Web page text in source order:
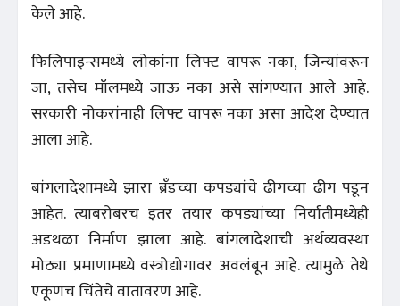
केले आहे.
फिलिपाइन्समध्ये लोकांना लिफ्ट वापरू नका, जिन्यांवरून
जा, तसेच मॉलमध्ये जाऊ नका असे सांगण्यात आले आहे.
सरकारी नोकरांनाही लिफ्ट वापरू नका असा आदेश देण्यात
आला आहे.
बांगलादेशामध्ये झारा ब्रँडच्या कपड्यांचे ढीगच्या ढीग पडून
आहेत. त्याबरोबरच इतर तयार कपड्यांच्या निर्यातीमध्येही
अडथळा निर्माण झाला आहे. बांगलादेशाची अर्थव्यवस्था
मोठ्या प्रमाणामध्ये वस्त्रोद्योगावर अवलंबून आहे. त्यामुळे तेथे
एकूणच चिंतेचे वातावरण आहे.